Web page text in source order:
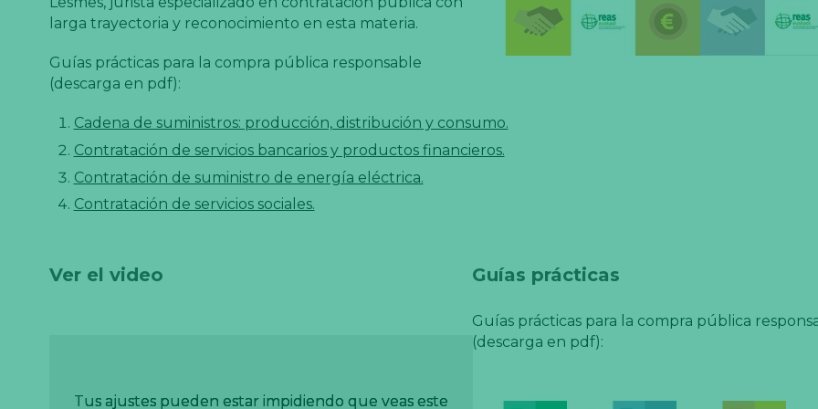
larga trayectoria y reconocimiento en esta materia.
Guías prácticas para la compra pública responsable
(descarga en pdf):
Cadena de suministros: producción, distribución y consumo.
Contratación de servicios bancarios y productos financieros.
Contratación de suministro de energía eléctrica.
Contratación de servicios sociales.
Ver el video
Tus ajustes pueden estar impidiendo que veas este
Tus ajustes pueden estar impidiendo que veas este
Tus ajustes pueden estar impidiendo que veas este
Guías prácticas
Guías prácticas para la compra pública
(descarga en pdf):